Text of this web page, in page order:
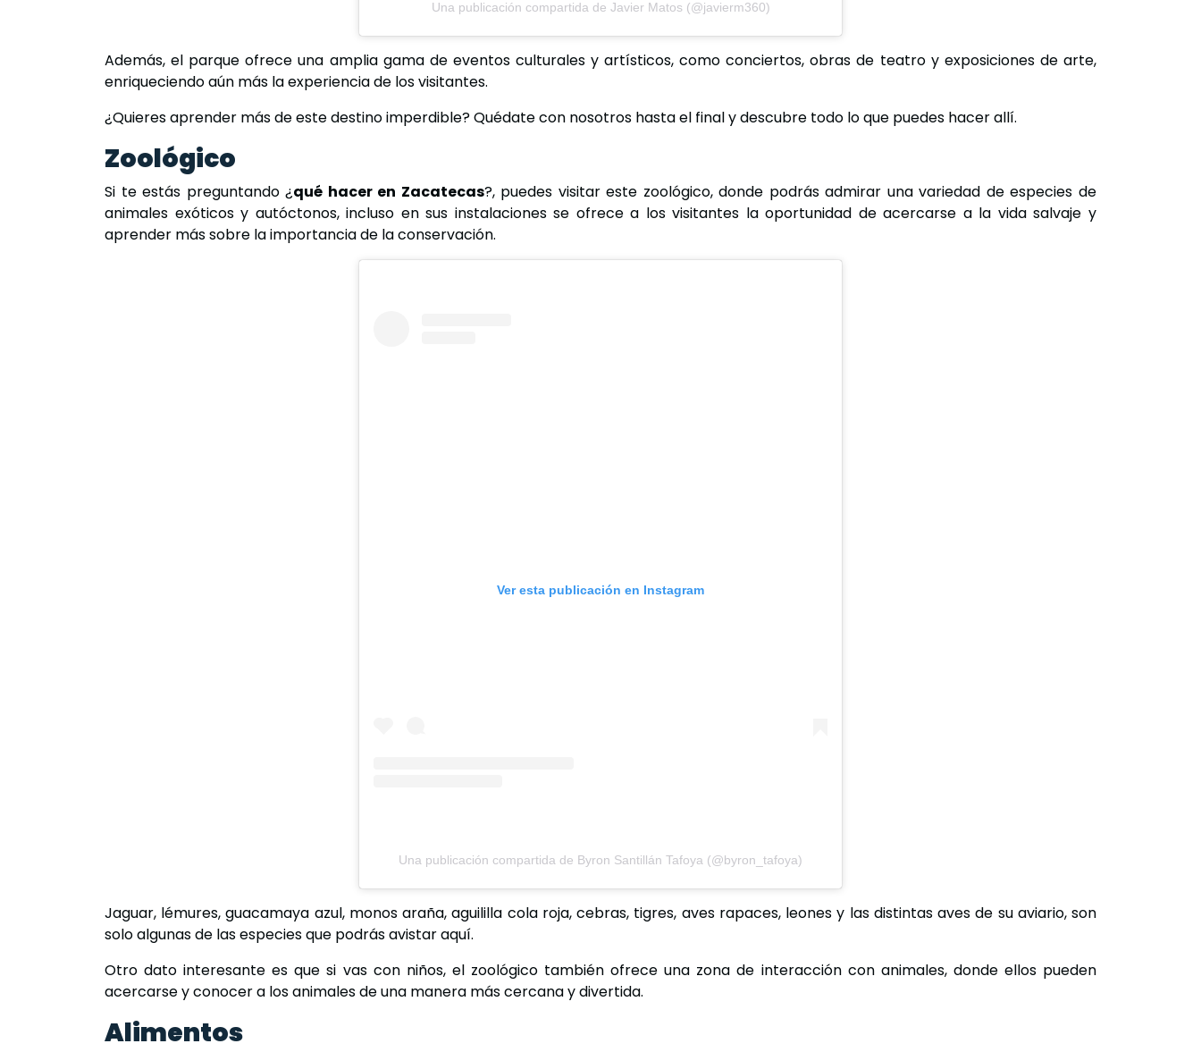
Una publicación compartida de Javier Matos (@javierm360)
Además, el parque ofrece una amplia gama de eventos culturales y artísticos, como conciertos, obras de teatro y exposiciones de arte,
enriqueciendo aún más la experiencia de los visitantes.
¿Quieres aprender más de este destino imperdible? Quédate con nosotros hasta el final y descubre todo lo que puedes hacer allí.
Zoológico
Si te estás preguntando ¿qué hacer en Zacatecas?, puedes visitar este zoológico, donde podrás admirar una variedad de especies de
animales exóticos y autóctonos, incluso en sus instalaciones se ofrece a los visitantes la oportunidad de acercarse a la vida salvaje y
aprender más sobre la importancia de la conservación.
Ver esta publicación en Instagram
Una publicación compartida de Byron Santillán Tafoya (@byron_tafoya)
Jaguar, lémures, guacamaya azul, monos araña, aguililla cola roja, cebras, tigres, aves rapaces, leones y las distintas aves de su aviario, son
solo algunas de las especies que podrás avistar aquí.
Otro dato interesante es que si vas con niños, el zoológico también ofrece una zona de interacción con animales, donde ellos pueden
acercarse y conocer a los animales de una manera más cercana y divertida.
Alimentos